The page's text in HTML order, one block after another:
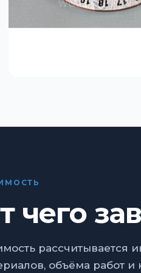
чего
рассчитывается
объёма работ и